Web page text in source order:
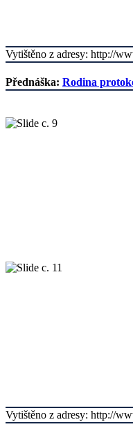
Vytištěno z adresy: http://
Přednáška: Rodina
Vytištěno z adresy: http://